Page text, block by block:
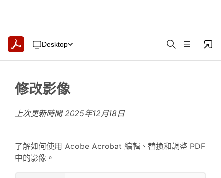
Desktop
修改影像
上次更新時間2025年12月18日
了解如何使用 Adobe Acrobat 編輯、替換和調整 PDF
中的影像。